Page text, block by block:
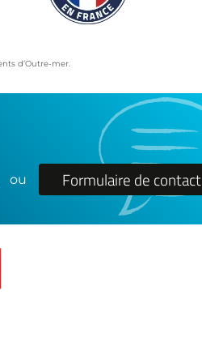
d’Outre-mer.
ou Formulaire de contact